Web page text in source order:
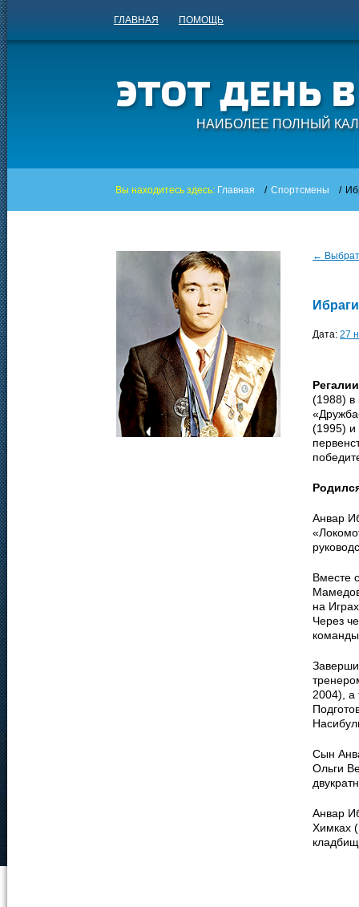
ГЛАВНАЯ ПОМОЩЬ
НАИБОЛЕЕ ПОЛНЫЙ
Вы находитесь здесь: Главная / Спортсмены /
←
Дата: 27
(1988) в
(1995) и
Анвар
Вместе
на
Через
2004), а
Сын
Ольги
Анвар
Химках